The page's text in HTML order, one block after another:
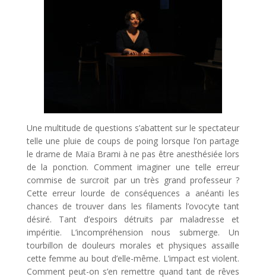
Une multitude de questions s’abattent sur le spectateur
telle une pluie de coups de poing lorsque l’on partage
le drame de Maïa Brami à ne pas être anesthésiée lors
de la ponction. Comment imaginer une telle erreur
commise de surcroit par un très grand professeur ?
Cette erreur lourde de conséquences a anéanti les
chances de trouver dans les filaments l’ovocyte tant
désiré. Tant d’espoirs détruits par maladresse et
impéritie. L’incompréhension nous submerge. Un
tourbillon de douleurs morales et physiques assaille
cette femme au bout d’elle-même. L’impact est violent.
Comment peut-on s’en remettre quand tant de rêves